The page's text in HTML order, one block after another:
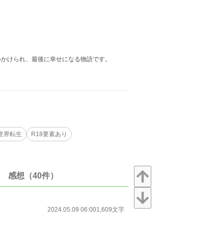
けられ、最後に幸せになる物語です。
界転生 R18要素あり
感想（40件）
2024.05.09 06:001,609文字